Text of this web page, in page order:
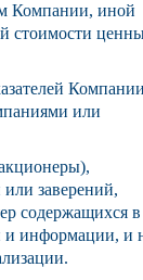
Компании, иной
стоимости
Компании
или
заверений,
содержащихся в
и информации, и